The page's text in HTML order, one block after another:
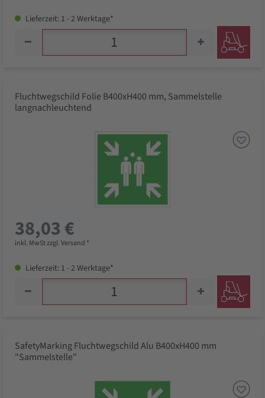
Lieferzeit: 1 - 2 Werktage*
Fluchtwegschild Folie B400xH400 mm, Sammelstelle
langnachleuchtend
38,03 €
inkl. MwSt zzgl. Versand *
Lieferzeit: 1 - 2 Werktage*
SafetyMarking Fluchtwegschild Alu B400xH400 mm
"Sammelstelle"